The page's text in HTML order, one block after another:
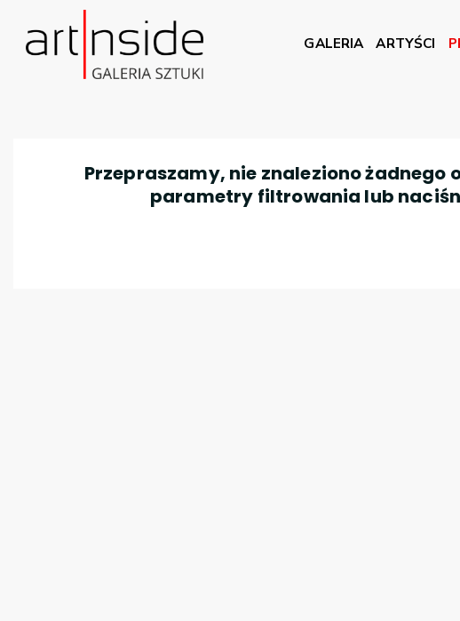
GALERIA ARTYŚCI
Przepraszamy, nie znaleziono
parametry filtrowania lub